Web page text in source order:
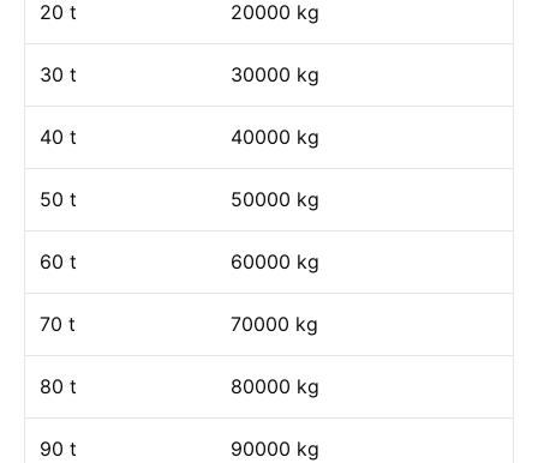
20 t 20000 kg
30 t 30000 kg
40 t 40000 kg
50 t 50000 kg
60 t 60000 kg
70 t 70000 kg
80 t 80000 kg
90 t 90000 kg